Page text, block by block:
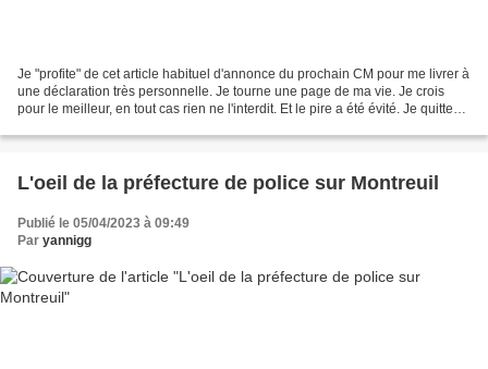
Je "profite" de cet article habituel d'annonce du prochain CM pour me livrer à
une déclaration très personnelle. Je tourne une page de ma vie. Je crois
pour le meilleur, en tout cas rien ne l'interdit. Et le pire a été évité. Je quitte
L'oeil de la préfecture de police sur Montreuil
Publié le 05/04/2023 à 09:49
Par yannigg